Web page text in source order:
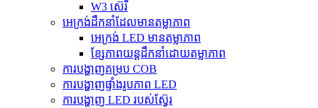
W3 ស៊េរី
អេក្រង់ដឹកនាំដែលមានតម្លាភាព
អេក្រង់ LED មានតម្លាភាព
ខ្សែភាពយន្តដឹកនាំដោយតម្លាភាព
ការបង្ហាញគម្រប COB
ការបង្ហាញផ្ទាំងរូបភាព LED
ការបង្ហាញ LED របស់ស្វ៊ែរ